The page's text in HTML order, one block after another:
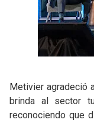
Metivier agradeció
brinda al sector
reconociendo que